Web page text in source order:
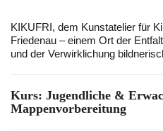
KIKUFRI, dem Kunstatelier für
Friedenau – einem Ort der
und der Verwirklichung
Kurs: Jugendliche &
Mappenvorbereitung